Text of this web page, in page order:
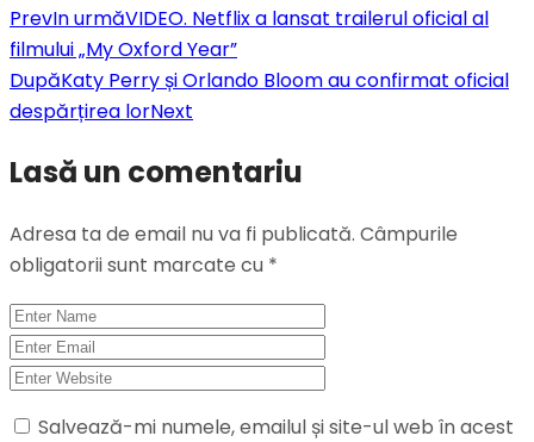
PrevIn urmăVIDEO. Netflix a lansat trailerul oficial al
filmului „My Oxford Year”
DupăKaty Perry și Orlando Bloom au confirmat oficial
despărțirea lorNext
Lasă un comentariu
Adresa ta de email nu va fi publicată. Câmpurile
obligatorii sunt marcate cu *
Salvează-mi numele, emailul și site-ul web în acest